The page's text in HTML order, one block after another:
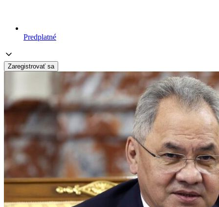
Predplatné
Zaregistrovať sa